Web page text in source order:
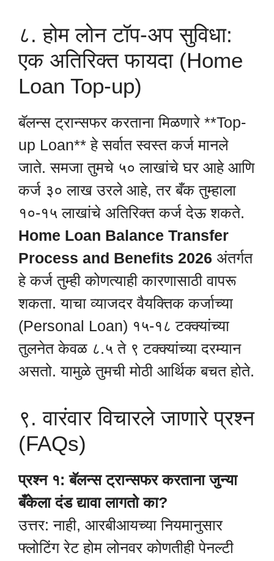
८. होम लोन टॉप-अप सुविधा:
एक अतिरिक्त फायदा (Home
Loan Top-up)
बॅलन्स ट्रान्सफर करताना मिळणारे **Top-
up Loan** हे सर्वात स्वस्त कर्ज मानले
जाते. समजा तुमचे ५० लाखांचे घर आहे आणि
कर्ज ३० लाख उरले आहे, तर बँक तुम्हाला
१०-१५ लाखांचे अतिरिक्त कर्ज देऊ शकते.
Home Loan Balance Transfer
Process and Benefits 2026 अंतर्गत
हे कर्ज तुम्ही कोणत्याही कारणासाठी वापरू
शकता. याचा व्याजदर वैयक्तिक कर्जाच्या
(Personal Loan) १५-१८ टक्क्यांच्या
तुलनेत केवळ ८.५ ते ९ टक्क्यांच्या दरम्यान
असतो. यामुळे तुमची मोठी आर्थिक बचत होते.
९. वारंवार विचारले जाणारे प्रश्न
(FAQs)
प्रश्न १: बॅलन्स ट्रान्सफर करताना जुन्या
बँकेला दंड द्यावा लागतो का?
उत्तर: नाही, आरबीआयच्या नियमानुसार
फ्लोटिंग रेट होम लोनवर कोणतीही पेनल्टी